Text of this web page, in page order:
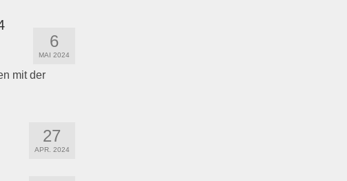
6
MAI 2024
mit der
27
APR. 2024